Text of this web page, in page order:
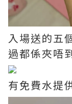
入場送的五
過都係夾
有免費水提